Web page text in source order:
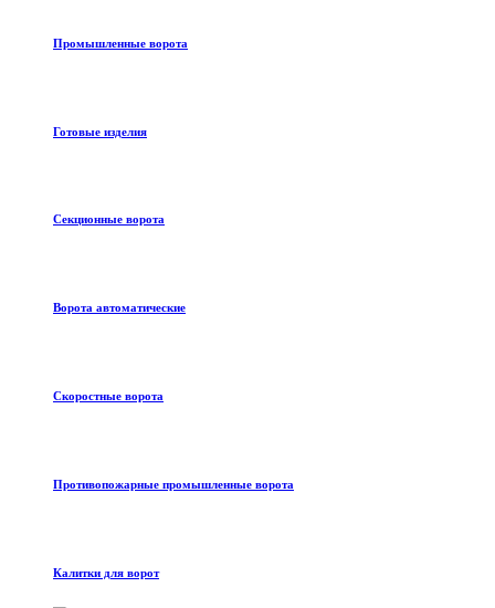
Промышленные ворота
Готовые изделия
Секционные ворота
Ворота автоматические
Скоростные ворота
Противопожарные промышленные ворота
Калитки для ворот